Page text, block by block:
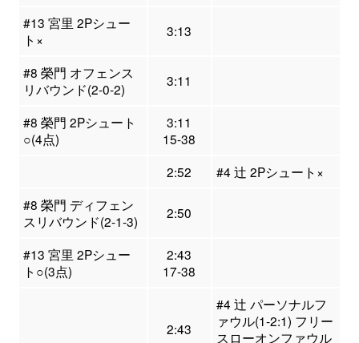
#13 宮里 2Pシュー
ト×
3:13
#8 榮門 オフェンス
リバウンド(2-0-2)
3:11
#8 榮門 2Pシュート
○(4点)
3:11
15-38
2:52
#4 辻 2Pシュート×
#8 榮門 ディフェン
スリバウンド(2-1-3)
2:50
#13 宮里 2Pシュー
ト○(3点)
2:43
17-38
2:43
#4 辻 パーソナルフ
ァウル(1-2:1) フリー
スローオンファウル